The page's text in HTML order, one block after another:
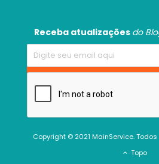
Receba atualizações do
Copyright © 2021 MainService.
Topo